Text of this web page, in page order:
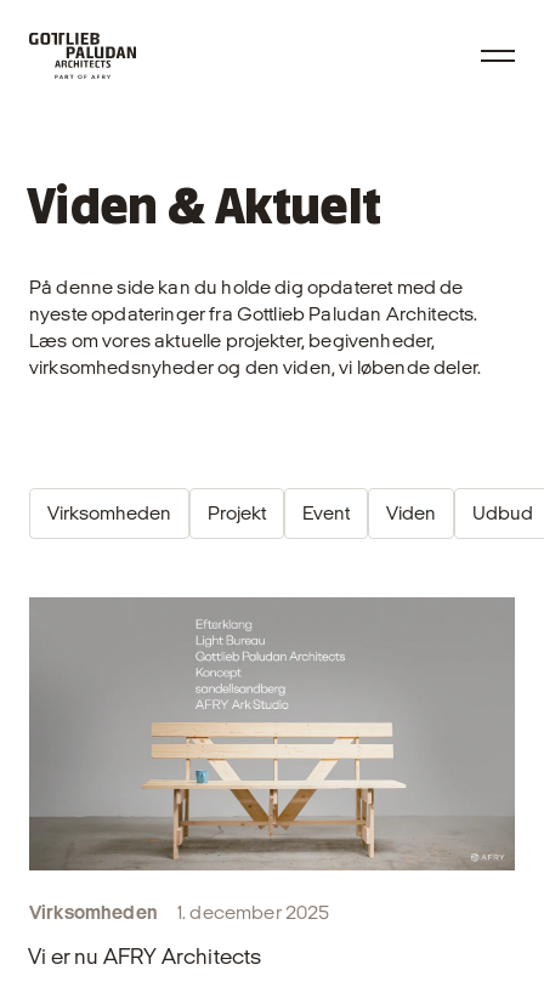
Viden & Aktuelt
På denne side kan du holde dig opdateret med de
nyeste opdateringer fra Gottlieb Paludan Architects.
Læs om vores aktuelle projekter, begivenheder,
virksomhedsnyheder og den viden, vi løbende deler.
Virksomheden Projekt Event Viden Udbud
Virksomheden 1. december 2025
Vi er nu AFRY Architects